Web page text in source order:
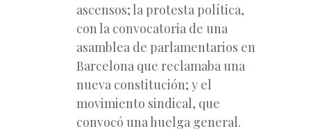
ascensos; la protesta política,
con la convocatoria de una
asamblea de parlamentarios en
Barcelona que reclamaba una
nueva constitución; y el
movimiento sindical, que
convocó una huelga general.